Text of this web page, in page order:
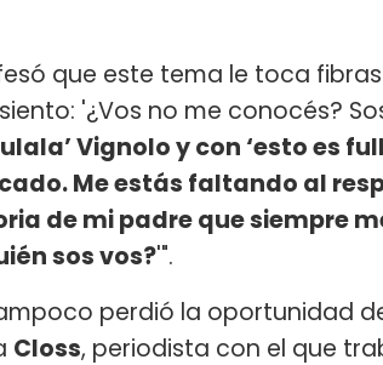
que este tema le toca fibras
'¿Vos no me conocés?
Vignolo y con ‘esto es
Me estás faltando al
de mi padre que siempre
sos vos?'".
perdió la oportunidad
Closs, periodista con el que